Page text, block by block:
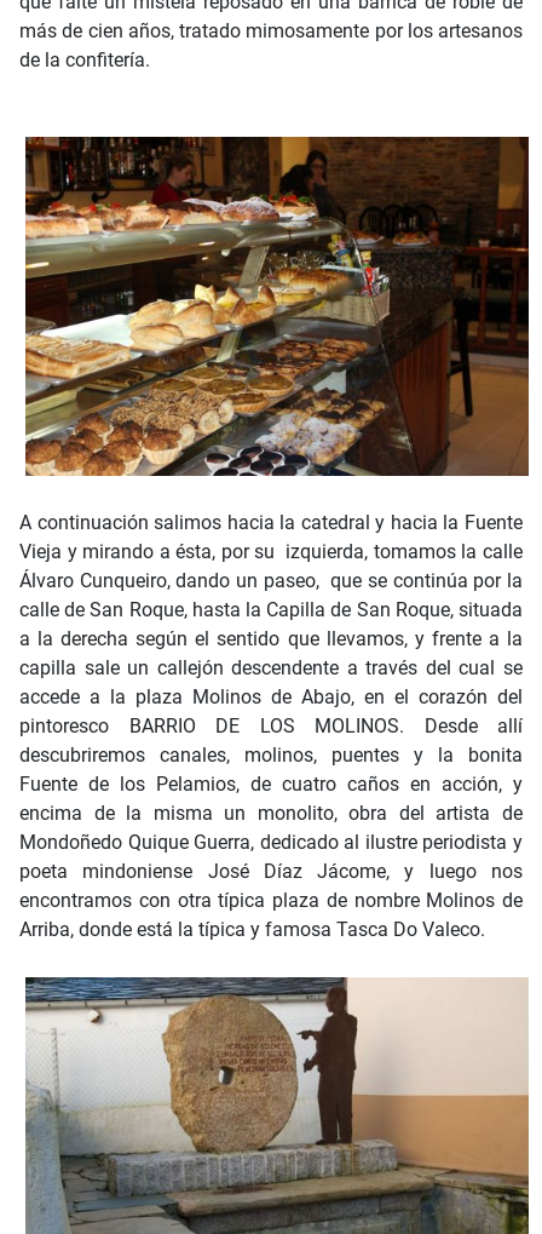
más de cien años, tratado mimosamente por los artesanos
de la confitería.
A continuación salimos hacia la catedral y hacia la Fuente
Vieja y mirando a ésta, por su izquierda, tomamos la calle
Álvaro Cunqueiro, dando un paseo, que se continúa por la
calle de San Roque, hasta la Capilla de San Roque, situada
a la derecha según el sentido que llevamos, y frente a la
capilla sale un callejón descendente a través del cual se
accede a la plaza Molinos de Abajo, en el corazón del
pintoresco BARRIO DE LOS MOLINOS. Desde allí
descubriremos canales, molinos, puentes y la bonita
Fuente de los Pelamios, de cuatro caños en acción, y
encima de la misma un monolito, obra del artista de
Mondoñedo Quique Guerra, dedicado al ilustre periodista y
poeta mindoniense José Díaz Jácome, y luego nos
encontramos con otra típica plaza de nombre Molinos de
Arriba, donde está la típica y famosa Tasca Do Valeco.